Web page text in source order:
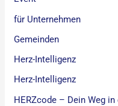
für Unternehmen
Gemeinden
Herz-Intelligenz
Herz-Intelligenz
HERZcode – Dein Weg